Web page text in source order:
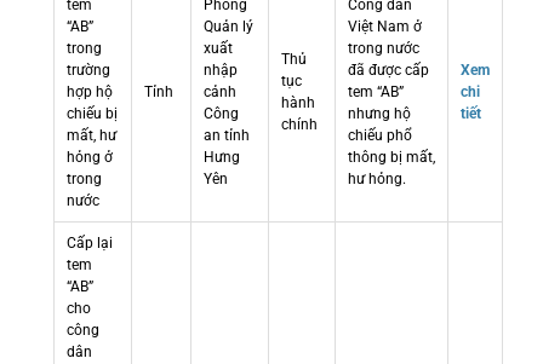
tem
“AB”
trong
trường
hợp hộ
chiếu bị
mất, hư
hỏng ở
trong
nước
Tỉnh
Phòng
Quản lý
xuất
nhập
cảnh
Công
an tỉnh
Hưng
Yên
Thủ
tục
hành
chính
Công dân
Việt Nam ở
trong nước
đã được cấp
tem “AB”
nhưng hộ
chiếu phổ
thông bị mất,
hư hỏng.
Xem
chi
tiết
Cấp lại
tem
“AB”
cho
công
dân